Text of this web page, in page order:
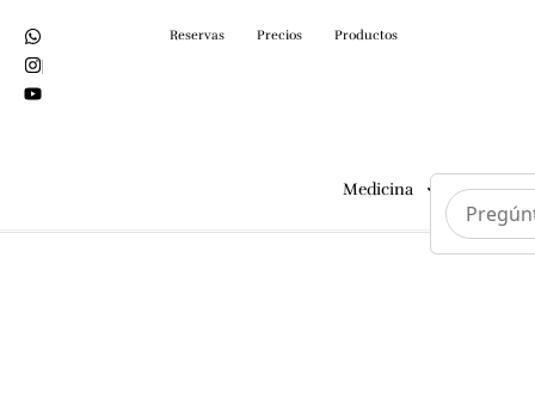
Reservas Precios Productos
Medicina Cirugías